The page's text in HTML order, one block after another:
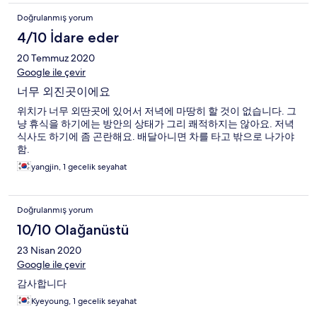
Doğrulanmış yorum
4/10 İdare eder
20 Temmuz 2020
Google ile çevir
너무 외진곳이에요
위치가 너무 외딴곳에 있어서 저녁에 마땅히 할 것이 없습니다. 그
냥 휴식을 하기에는 방안의 상태가 그리 쾌적하지는 않아요. 저녁
식사도 하기에 좀 곤란해요. 배달아니면 차를 타고 밖으로 나가야
함.
yangjin, 1 gecelik seyahat
Doğrulanmış yorum
10/10 Olağanüstü
23 Nisan 2020
Google ile çevir
감사합니다
Kyeyoung, 1 gecelik seyahat